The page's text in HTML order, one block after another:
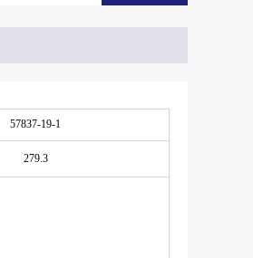
57837-19-1
279.3